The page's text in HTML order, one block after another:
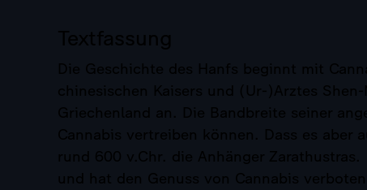
Textfassung
Die Geschichte des Hanfs beginnt mit
chinesischen Kaisers und (Ur-)Arztes
Griechenland an. Die Bandbreite seiner
Cannabis vertreiben können. Dass es
rund 600 v.Chr. die Anhänger
und hat den Genuss von Cannabis